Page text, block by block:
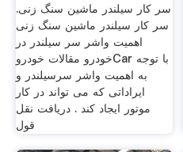
سر کار سیلندر ماشین سنگ زنی.
سر کار سیلندر ماشین سنگ زنی
اهمیت واشر سر سیلندر در
خودرو مقالات خودروCar با توجه
به اهمیت واشر سرسیلندر و
ایراداتی که می تواند در کار
موتور ایجاد کند . دریافت نقل
قول